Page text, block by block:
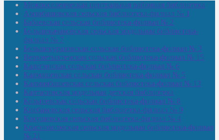
Межпоселенческая центральная районная библиотека
Амзибашевская сельская библиотека-филиал № 1
Бабаевская сельская библиотека-филиал № 2
Большекачаковская сельская модельная библиотека-
филиал № 7
Большекуразовская сельская библиотека-филиал № 3
Верхнетыхтемская сельская библиотека-филиал № 15
Калегинская сельская библиотека-филиал № 6
Калмашевская сельская библиотека-филиал № 5
Калмиябашевская сельская библиотека-филиал № 13
Калтасинская модельная детская библиотека
Кельтеевская сельская библиотека-филиал № 8
Киебаковская сельская библиотека-филиал № 9
Кокушевская сельская библиотека-филиал № 4
Краснохолмская сельская модельная библиотека-филиал
№ 21